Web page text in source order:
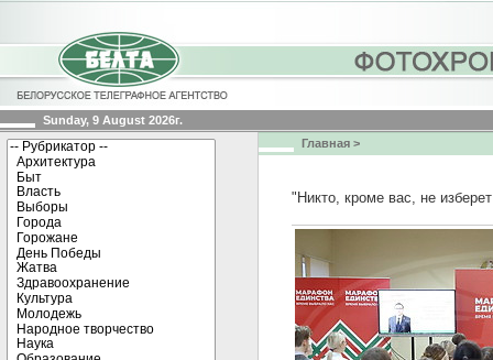
Sunday, 9 August 2026г.
Главная >
"Никто, кроме вас, не